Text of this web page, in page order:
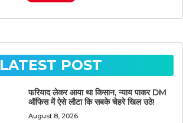
LATEST POST
फरियाद लेकर आया था किसान, न्याय पाकर DM
ऑफिस में ऐसे लौटा कि सबके चेहरे खिल उठे!
August 8, 2026